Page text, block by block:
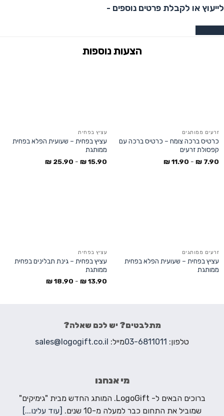
לייעוץ או לקבלת פרטים נוספים -
זרעים ממותגים
כרטיס ברכה צומח – כרטיס ברכה עם
קפסולת זרעים
7.90
₪
-
11.90
₪
עציץ בפחית
עציץ בפחית – שעועית הפלא בפחית
ממותגת
15.90
₪
-
25.90
₪
זרעים ממותגים
עציץ בפחית – שעועית הפלא בפחית
ממותגת
עציץ בפחית
עציץ בפחית – גינת תבלינים בפחית
ממותגת
13.90
₪
-
18.90
₪
מתלבטים? יש לכם שאלה?
טלפון: 03-6811011מייל: sales@logogift.co.il
מי אנחנו
ברוכים הבאים ל- LogoGift. המותג החדש מבית "גימיקים"
שמוביל את התחום כבר למעלה מ-10 שנים.
[עוד עלינו...]